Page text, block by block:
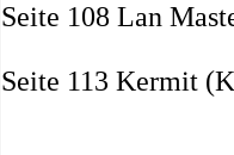
Seite 108 Lan
Seite 113 Kermit